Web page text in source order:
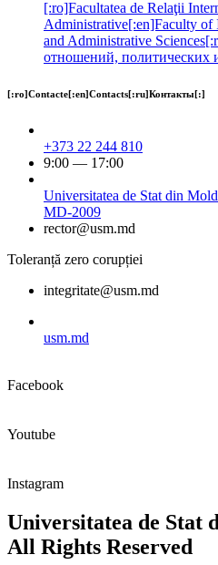
[:ro]Facultatea de Relaţii
Administrative[:en]Faculty of
and Administrative
отношений, политических
[:ro]Contacte[:en]Contacts[:ru]Контакты[:]
+373 22 244 810
9:00 — 17:00
Universitatea de Stat din
MD-2009
rector@usm.md
Toleranță zero corupției
integritate@usm.md
usm.md
Facebook
Youtube
Instagram
Universitatea de Stat
All Rights Reserved